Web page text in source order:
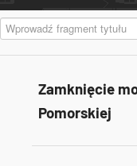
Wprowadź fragment tytułu
Zamknięcie
Pomorskiej